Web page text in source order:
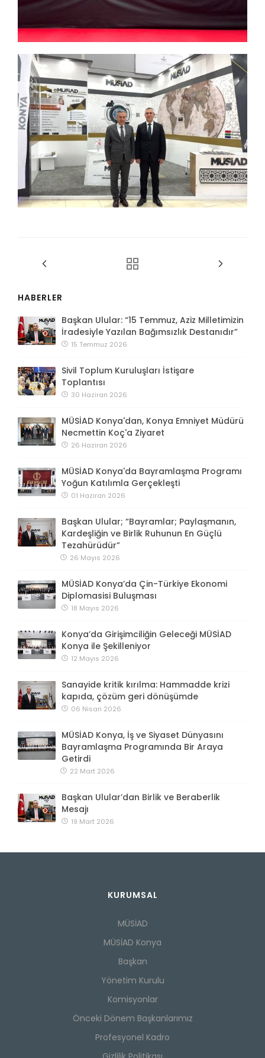
HABERLER
Başkan Ulular: “15 Temmuz, Aziz Milletimizin
İradesiyle Yazılan Bağımsızlık Destanıdır”
15 Temmuz 2026
Sivil Toplum Kuruluşları İstişare
Toplantısı
30 Haziran 2026
MÜSİAD Konya'dan, Konya Emniyet Müdürü
Necmettin Koç'a Ziyaret
26 Haziran 2026
MÜSİAD Konya'da Bayramlaşma Programı
Yoğun Katılımla Gerçekleşti
01 Haziran 2026
Başkan Ulular; “Bayramlar; Paylaşmanın,
Kardeşliğin ve Birlik Ruhunun En Güçlü
Tezahürüdür”
26 Mayıs 2026
MÜSİAD Konya’da Çin-Türkiye Ekonomi
Diplomasisi Buluşması
18 Mayıs 2026
Konya’da Girişimciliğin Geleceği MÜSİAD
Konya ile Şekilleniyor
12 Mayıs 2026
Sanayide kritik kırılma: Hammadde krizi
kapıda, çözüm geri dönüşümde
06 Nisan 2026
MÜSİAD Konya, İş ve Siyaset Dünyasını
Bayramlaşma Programında Bir Araya
Getirdi
22 Mart 2026
Başkan Ulular’dan Birlik ve Beraberlik
Mesajı
19 Mart 2026
KURUMSAL
MÜSİAD
MÜSİAD Konya
Başkan
Yönetim Kurulu
Komisyonlar
Önceki Dönem Başkanlarımız
Profesyonel Kadro